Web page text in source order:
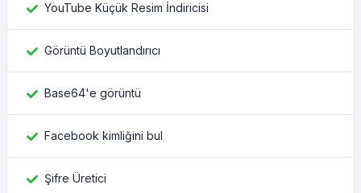
YouTube Küçük Resim İndiricisi
Görüntü Boyutlandırıcı
Base64'e görüntü
Facebook kimliğini bul
Şifre Üretici